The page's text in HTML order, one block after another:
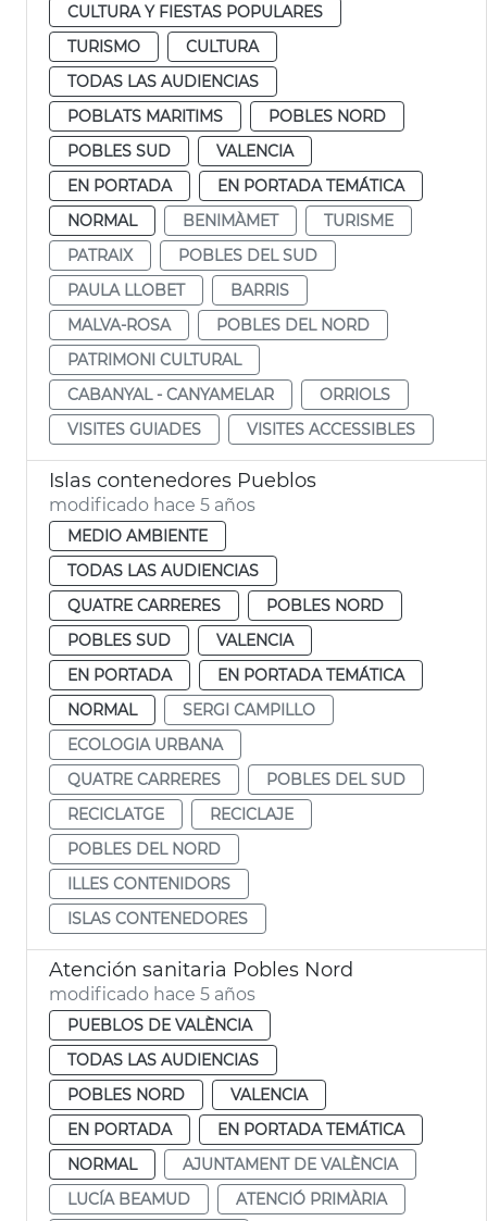
CULTURA Y FIESTAS POPULARES
TURISMO
CULTURA
TODAS LAS AUDIENCIAS
POBLATS MARITIMS
POBLES NORD
POBLES SUD
VALENCIA
EN PORTADA
EN PORTADA TEMÁTICA
NORMAL
BENIMÀMET
TURISME
PATRAIX
POBLES DEL SUD
PAULA LLOBET
BARRIS
MALVA-ROSA
POBLES DEL NORD
PATRIMONI CULTURAL
CABANYAL - CANYAMELAR
ORRIOLS
VISITES GUIADES
VISITES ACCESSIBLES
Islas contenedores Pueblos
modificado hace 5 años
MEDIO AMBIENTE
TODAS LAS AUDIENCIAS
QUATRE CARRERES
POBLES NORD
POBLES SUD
VALENCIA
EN PORTADA
EN PORTADA TEMÁTICA
NORMAL
SERGI CAMPILLO
ECOLOGIA URBANA
QUATRE CARRERES
POBLES DEL SUD
RECICLATGE
RECICLAJE
POBLES DEL NORD
ILLES CONTENIDORS
ISLAS CONTENEDORES
Atención sanitaria Pobles Nord
modificado hace 5 años
PUEBLOS DE VALÈNCIA
TODAS LAS AUDIENCIAS
POBLES NORD
VALENCIA
EN PORTADA
EN PORTADA TEMÁTICA
NORMAL
AJUNTAMENT DE VALÈNCIA
LUCÍA BEAMUD
ATENCIÓ PRIMÀRIA